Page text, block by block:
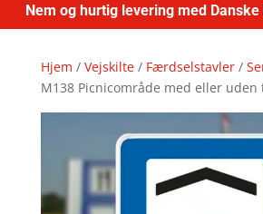
Nem og hurtig levering med
Hjem / Vejskilte/ Færdselstavler/
M138 Picnicområde med eller uden